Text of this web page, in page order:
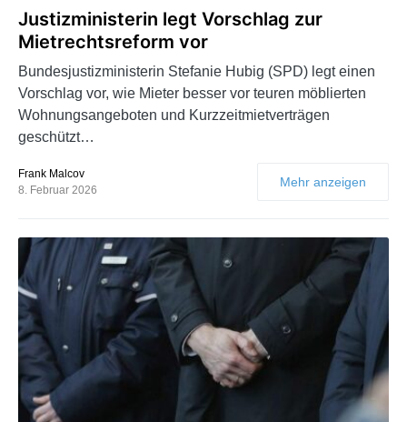
Justizministerin legt Vorschlag zur
Mietrechtsreform vor
Bundesjustizministerin Stefanie Hubig (SPD) legt einen
Vorschlag vor, wie Mieter besser vor teuren möblierten
Wohnungsangeboten und Kurzzeitmietverträgen
geschützt…
Frank Malcov
8. Februar 2026
Mehr anzeigen